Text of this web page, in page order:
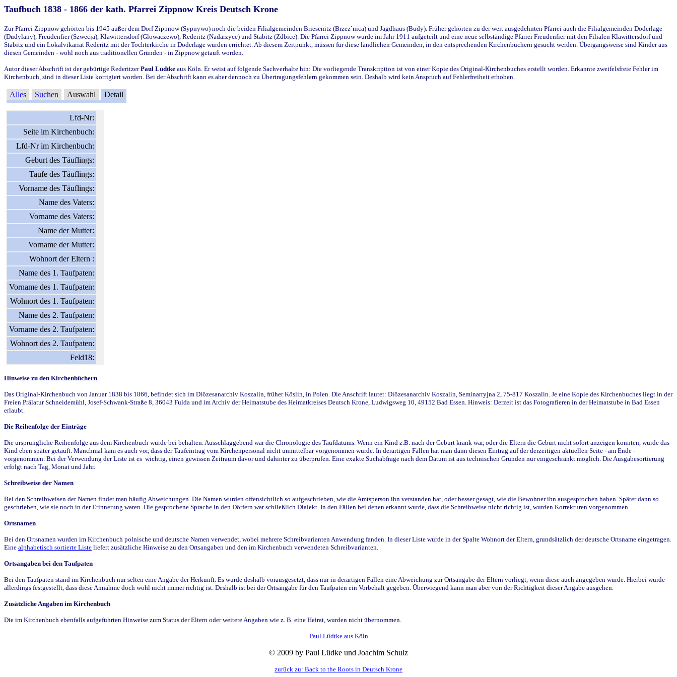
Taufbuch 1838 - 1866 der kath. Pfarrei Zippnow Kreis Deutsch Krone
Zur Pfarrei Zippnow gehörten bis 1945 außer dem Dorf Zippnow (Sypnywo) noch die beiden Filialgemeinden Briesenitz (Brzez`nica) und Jagdhaus (Budy). Früher gehörten zu der weit ausgedehnten Pfarrei auch die Filialgemeinden Doderlage
(Dudylany), Freudenfier (Szwecja), Klawittersdorf (Glowaczewo), Rederitz (Nadarzyce) und Stabitz (Zdbice). Die Pfarrei Zippnow wurde im Jahr 1911 aufgeteilt und eine neue selbständige Pfarrei Freudenfier mit den Filialen Klawittersdorf und
Stabitz und ein Lokalvikariat Rederitz mit der Tochterkirche in Doderlage wurden errichtet. Ab diesem Zeitpunkt, müssen für diese ländlichen Gemeinden, in den entsprechenden Kirchenbüchern gesucht werden. Übergangsweise sind Kinder aus
diesen Gemeinden - wohl noch aus traditionellen Gründen - in Zippnow getauft worden.
Autor dieser Abschrift ist der gebürtige RederitzerPaul Lüdtke aus Köln. Er weist auf folgende Sachverhalte hin: Die vorliegende Transkription ist von einer Kopie des Original-Kirchenbuches erstellt worden. Erkannte zweifelsfreie Fehler im
Kirchenbuch, sind in dieser Liste korrigiert worden. Bei der Abschrift kann es aber dennoch zu Übertragungsfehlern gekommen sein. Deshalb wird kein Anspruch auf Fehlerfreiheit erhoben.
Alles Suchen Auswahl Detail
Lfd-Nr:
Seite im Kirchenbuch:
Lfd-Nr im Kirchenbuch:
Geburt des Täuflings:
Taufe des Täuflings:
Vorname des Täuflings:
Name des Vaters:
Vorname des Vaters:
Name der Mutter:
Vorname der Mutter:
Wohnort der Eltern :
Name des 1. Taufpaten:
Vorname des 1. Taufpaten:
Wohnort des 1. Taufpaten:
Name des 2. Taufpaten:
Vorname des 2. Taufpaten:
Wohnort des 2. Taufpaten:
Feld18:
Hinweise zu den Kirchenbüchern
Das Original-Kirchenbuch von Januar 1838 bis 1866, befindet sich im Diözesanarchiv Koszalin, früher Köslin, in Polen. Die Anschrift lautet: Diözesanarchiv Koszalin, Seminarryjna 2, 75-817 Koszalin. Je eine Kopie des Kirchenbuches liegt in der
Freien Prälatur Schneidemühl, Josef-Schwank-Straße 8, 36043 Fulda und im Archiv der Heimatstube des Heimatkreises Deutsch Krone, Ludwigsweg 10, 49152 Bad Essen. Hinweis: Derzeit ist das Fotografieren in der Heimatstube in Bad Essen
erlaubt.
Die Reihenfolge der Einträge
Die ursprüngliche Reihenfolge aus dem Kirchenbuch wurde bei behalten. Ausschlaggebend war die Chronologie des Taufdatums. Wenn ein Kind z.B. nach der Geburt krank war, oder die Eltern die Geburt nicht sofort anzeigen konnten, wurde das
Kind eben später getauft. Manchmal kam es auch vor, dass der Taufeintrag vom Kirchenpersonal nicht unmittelbar vorgenommen wurde. In derartigen Fällen hat man dann diesen Eintrag auf der derzeitigen aktuellen Seite - am Ende -
vorgenommen. Bei der Verwendung der Liste ist es wichtig, einen gewissen Zeitraum davor und dahinter zu überprüfen. Eine exakte Suchabfrage nach dem Datum ist aus technischen Gründen nur eingeschränkt möglich. Die Ausgabesortierung
erfolgt nach Tag, Monat und Jahr.
Schreibweise der Namen
Bei den Schreibweisen der Namen findet man häufig Abweichungen. Die Namen wurden offensichtlich so aufgeschrieben, wie die Amtsperson ihn verstanden hat, oder besser gesagt, wie die Bewohner ihn ausgesprochen haben. Später dann so
geschrieben, wie sie noch in der Erinnerung waren. Die gesprochene Sprache in den Dörfern war schließlich Dialekt. In den Fällen bei denen erkannt wurde, dass die Schreibweise nicht richtig ist, wurden Korrekturen vorgenommen.
Ortsnamen
Bei den Ortsnamen wurden im Kirchenbuch polnische und deutsche Namen verwendet, wobei mehrere Schreibvarianten Anwendung fanden. In dieser Liste wurde in der Spalte Wohnort der Eltern, grundsätzlich der deutsche Ortsname eingetragen.
Eine alphabetisch sortierte Liste liefert zusätzliche Hinweise zu den Ortsangaben und den im Kirchenbuch verwendeten Schreibvarianten.
Ortsangaben bei den Taufpaten
Bei den Taufpaten stand im Kirchenbuch nur selten eine Angabe der Herkunft. Es wurde deshalb vorausgesetzt, dass nur in derartigen Fällen eine Abweichung zur Ortsangabe der Eltern vorliegt, wenn diese auch angegeben wurde. Hierbei wurde
allerdings festgestellt, dass diese Annahme doch wohl nicht immer richtig ist. Deshalb ist bei der Ortsangabe für den Taufpaten ein Vorbehalt gegeben. Überwiegend kann man aber von der Richtigkeit dieser Angabe ausgehen.
Zusätzliche Angaben im Kirchenbuch
Die im Kirchenbuch ebenfalls aufgeführten Hinweise zum Status der Eltern oder weitere Angaben wie z. B. eine Heirat, wurden nicht übernommen.
Paul Lüdtke aus Köln
© 2009 by Paul Lüdke und Joachim Schulz
zurück zu: Back to the Roots in Deutsch Krone